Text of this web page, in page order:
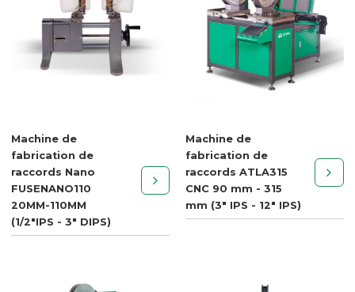
Machine de
fabrication de
raccords Nano
FUSENANO110
20MM-110MM
(1/2"IPS - 3" DIPS)
Machine de
fabrication de
raccords ATLA315
CNC 90 mm - 315
mm (3" IPS - 12" IPS)